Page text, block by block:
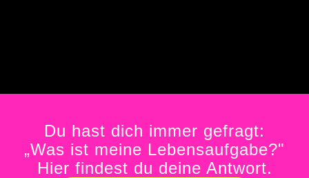
Du hast dich immer gefragt:
„Was ist meine Lebensaufgabe?"
Hier findest du deine Antwort.